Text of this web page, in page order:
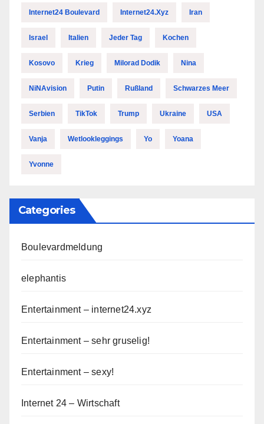
Internet24 Boulevard Internet24.xyz Iran
Israel Italien Jeder Tag Kochen
Kosovo Krieg Milorad Dodik Nina
NiNAvision Putin Rußland Schwarzes Meer
Serbien TikTok Trump Ukraine USA
Vanja Wetlookleggings Yo Yoana
Yvonne
Categories
Boulevardmeldung
elephantis
Entertainment – internet24.xyz
Entertainment – sehr gruselig!
Entertainment – sexy!
Internet 24 – Wirtschaft